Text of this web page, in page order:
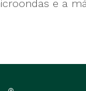
e a